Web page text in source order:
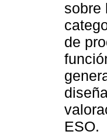
sobre
de
ESO.